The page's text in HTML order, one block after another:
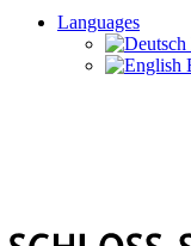
Languages